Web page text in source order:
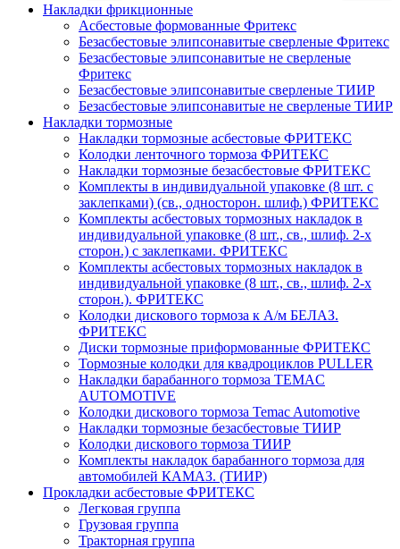
Накладки фрикционные
Асбестовые формованные Фритекс
Безасбестовые элипсонавитые сверленые Фритекс
Безасбестовые элипсонавитые не сверленые
Фритекс
Безасбестовые элипсонавитые сверленые ТИИР
Безасбестовые элипсонавитые не сверленые ТИИР
Накладки тормозные
Накладки тормозные асбестовые ФРИТЕКС
Колодки ленточного тормоза ФРИТЕКС
Накладки тормозные безасбестовые ФРИТЕКС
Комплекты в индивидуальной упаковке (8 шт. с
заклепками) (св., односторон. шлиф.) ФРИТЕКС
Комплекты асбестовых тормозных накладок в
индивидуальной упаковке (8 шт., св., шлиф. 2-х
сторон.) c заклепками. ФРИТЕКС
Комплекты асбестовых тормозных накладок в
индивидуальной упаковке (8 шт., св., шлиф. 2-х
сторон.). ФРИТЕКС
Колодки дискового тормоза к А/м БЕЛАЗ.
ФРИТЕКС
Диски тормозные приформованные ФРИТЕКС
Тормозные колодки для квадроциклов PULLER
Накладки барабанного тормоза TEMAC
AUTOMOTIVE
Колодки дискового тормоза Temac Automotive
Накладки тормозные безасбестовые ТИИР
Колодки дискового тормоза ТИИР
Комплекты накладок барабанного тормоза для
автомобилей КАМАЗ. (ТИИР)
Прокладки асбестовые ФРИТЕКС
Легковая группа
Грузовая группа
Тракторная группа